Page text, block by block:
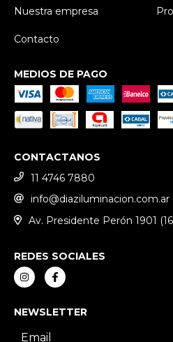
Nuestra empresa
Contacto
MEDIOS DE PAGO
CONTACTANOS
11 4746 7880
info@diaziluminacion.com.ar
Av. Presidente Perón 1901
REDES SOCIALES
NEWSLETTER